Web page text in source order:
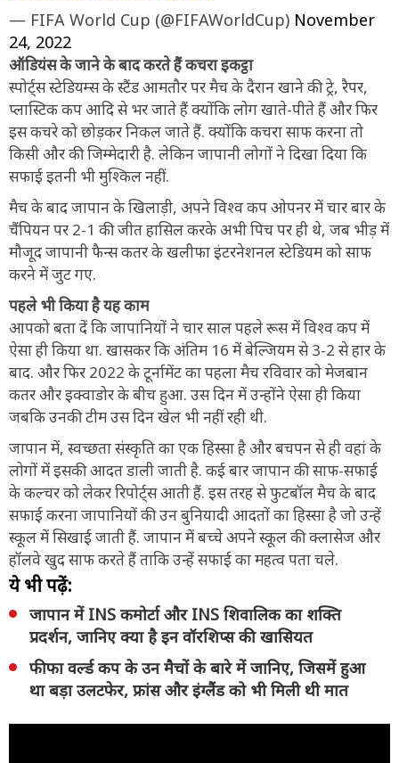
— FIFA World Cup (@FIFAWorldCup) November
24, 2022
ऑडियंस के जाने के बाद करते हैं कचरा इकट्ठा
स्पोर्ट्स स्टेडियम्स के स्टैंड आमतौर पर मैच के दैरान खाने की ट्रे, रैपर,
प्लास्टिक कप आदि से भर जाते हैं क्योंकि लोग खाते-पीते हैं और फिर
इस कचरे को छोड़कर निकल जाते हैं. क्योंकि कचरा साफ करना तो
किसी और की जिम्मेदारी है. लेकिन जापानी लोगों ने दिखा दिया कि
सफाई इतनी भी मुश्किल नहीं.
मैच के बाद जापान के खिलाड़ी, अपने विश्व कप ओपनर में चार बार के
चैंपियन पर 2-1 की जीत हासिल करके अभी पिच पर ही थे, जब भीड़ में
मौजूद जापानी फैन्स कतर के खलीफा इंटरनेशनल स्टेडियम को साफ
करने में जुट गए.
पहले भी किया है यह काम
आपको बता दें कि जापानियों ने चार साल पहले रूस में विश्व कप में
ऐसा ही किया था. खासकर कि अंतिम 16 में बेल्जियम से 3-2 से हार के
बाद. और फिर 2022 के टूर्नामेंट का पहला मैच रविवार को मेजबान
कतर और इक्वाडोर के बीच हुआ. उस दिन में उन्होंने ऐसा ही किया
जबकि उनकी टीम उस दिन खेल भी नहीं रही थी.
जापान में, स्वच्छता संस्कृति का एक हिस्सा है और बचपन से ही वहां के
लोगों में इसकी आदत डाली जाती है. कई बार जापान की साफ-सफाई
के कल्चर को लेकर रिपोर्ट्स आती हैं. इस तरह से फुटबॉल मैच के बाद
सफाई करना जापानियों की उन बुनियादी आदतों का हिस्सा है जो उन्हें
स्कूल में सिखाई जाती हैं. जापान में बच्चे अपने स्कूल की क्लासेज और
हॉलवे खुद साफ करते हैं ताकि उन्हें सफाई का महत्व पता चले.
ये भी पढ़ें:
जापान में INS कमोर्टा और INS शिवालिक का शक्ति
प्रदर्शन, जानिए क्या है इन वॉरशिप्स की खासियत
फीफा वर्ल्ड कप के उन मैचों के बारे में जानिए, जिसमें हुआ
था बड़ा उलटफेर, फ्रांस और इंग्लैंड को भी मिली थी मात